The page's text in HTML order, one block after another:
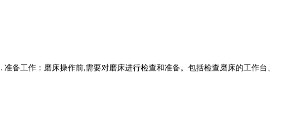
备工作：磨床操作前,需要对磨床进行检查和准备。包括检查磨床的工作台、